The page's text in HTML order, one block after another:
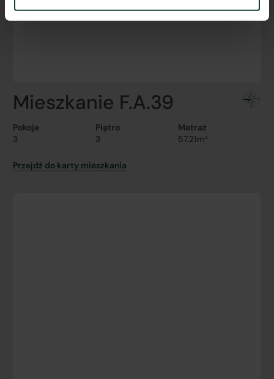
Mieszkanie F.A.39
Pokoje
3
Piętro
3
Metraż
57.21m²
Przejdź do karty mieszkania